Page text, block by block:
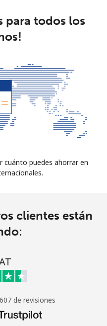
para todos los
cuánto puedes ahorrar en
clientes están
de revisiones